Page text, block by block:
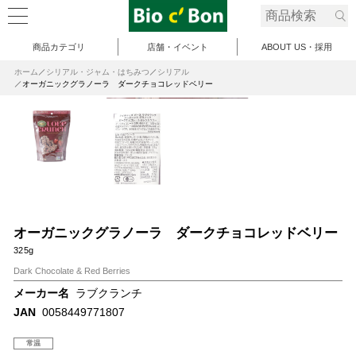
商品カテゴリ 店舗・イベント ABOUT US・採用
ホーム シリアル・ジャム・はちみつ
シリアル
オーガニックグラノーラ ダークチョコレッドベリー
オーガニックグラノーラ ダークチョコレッドベリー
325g
Dark Chocolate & Red Berries
メーカー名
ラブクランチ
JAN 0058449771807
常温